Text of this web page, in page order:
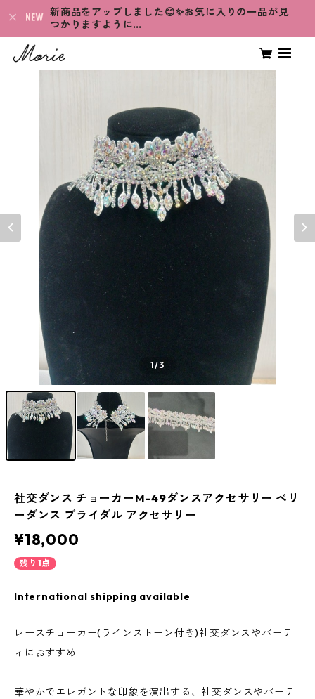
新商品をアップしました😊✨お気に入りの一品が見
つかりますように…
1/3
社交ダンス チョーカーM-49ダンスアクセサリー ベリ
ーダンス ブライダル アクセサリー
¥18,000
残り1点
International shipping available
レースチョーカー(ラインストーン付き)社交ダンスやパーテ
ィにおすすめ
華やかでエレガントな印象を演出する、社交ダンスやパーテ